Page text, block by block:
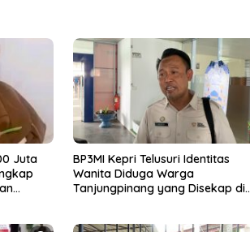
Juta
BP3MI Kepri Telusuri Identitas
Wanita Diduga Warga
Tanjungpinang yang Disekap di